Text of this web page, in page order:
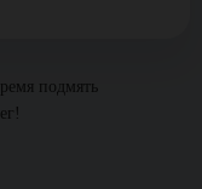
подмять